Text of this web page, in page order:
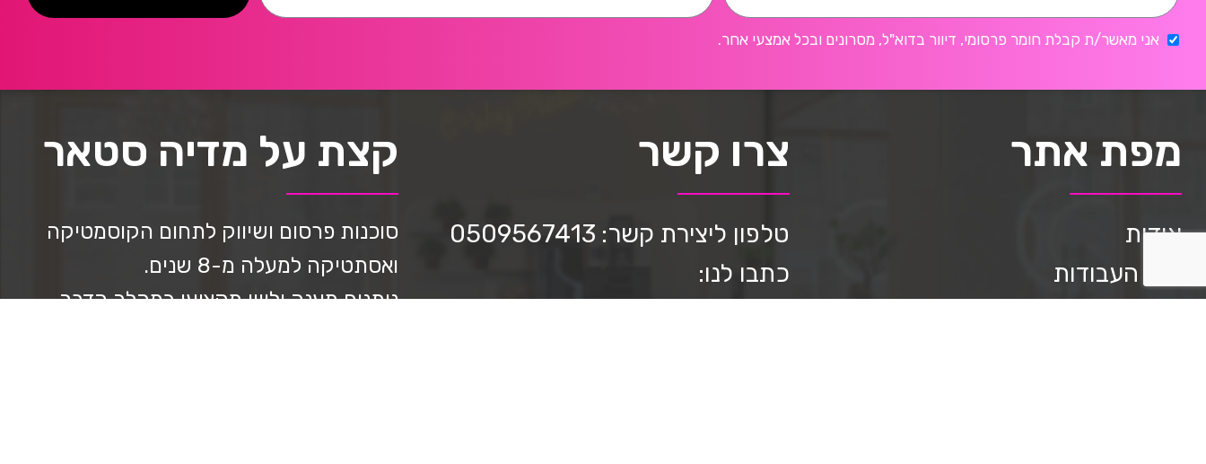
אני מאשר/ת קבלת חומר פרסומי, דיוור בדוא"ל, מסרונים ובכל אמצעי אחר.
מפת אתר
אודות
תיק העבודות
צרו קשר
טלפון ליצירת קשר: 0509567413
כתבו לנו:
קצת על מדיה סטאר
סוכנות פרסום ושיווק לתחום הקוסמטיקה
ואסתטיקה למעלה מ-8 שנים.
נותנים מענה וליווי מקצועי במהלך הדרך,